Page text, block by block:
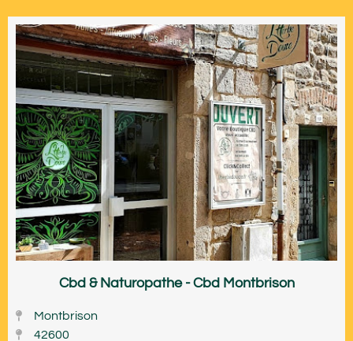
Cbd & Naturopathe - Cbd Montbrison
Montbrison
42600